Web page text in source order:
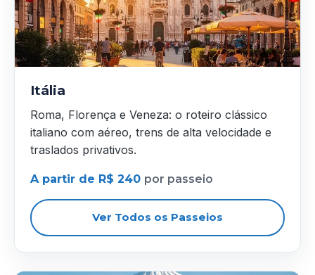
Itália
Roma, Florença e Veneza: o roteiro clássico
italiano com aéreo, trens de alta velocidade e
traslados privativos.
A partir de R$ 240 por passeio
Ver Todos os Passeios